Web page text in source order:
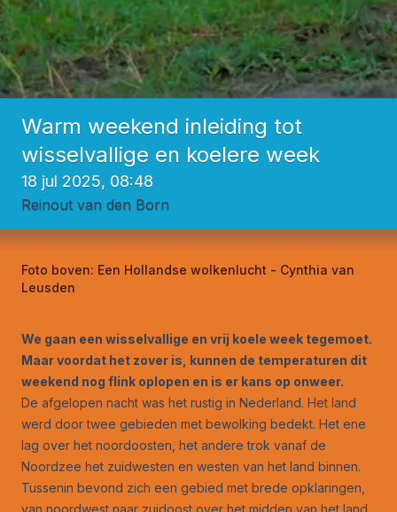
Warm weekend inleiding tot
wisselvallige en koelere week
18 jul 2025, 08:48
Reinout van den Born
Foto boven: Een Hollandse wolkenlucht - Cynthia van
Leusden
We gaan een wisselvallige en vrij koele week tegemoet.
Maar voordat het zover is, kunnen de temperaturen dit
weekend nog flink oplopen en is er kans op onweer.
De afgelopen nacht was het rustig in Nederland. Het land
werd door twee gebieden met bewolking bedekt. Het ene
lag over het noordoosten, het andere trok vanaf de
Noordzee het zuidwesten en westen van het land binnen.
Tussenin bevond zich een gebied met brede opklaringen,
van noordwest naar zuidoost over het midden van het land.